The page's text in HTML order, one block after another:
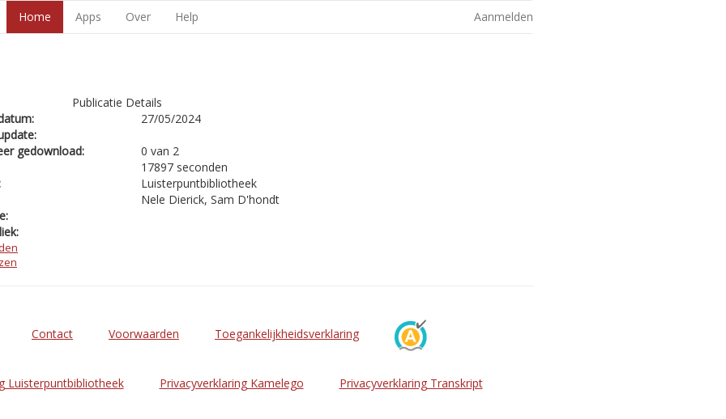
Home Apps Over Help Aanmelden
Publicatie Details
27/05/2024
gedownload:
0 van 2
17897 seconden
Luisterpuntbibliotheek
Nele Dierick, Sam D'hondt
Contact Voorwaarden Toegankelijkheidsverklaring
Luisterpuntbibliotheek Privacyverklaring Kamelego Privacyverklaring Transkript